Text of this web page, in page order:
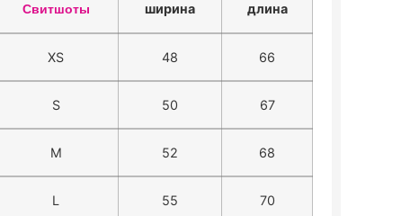
Свитшоты ширина длина
XS 48 66
S 50 67
M 52 68
L 55 70